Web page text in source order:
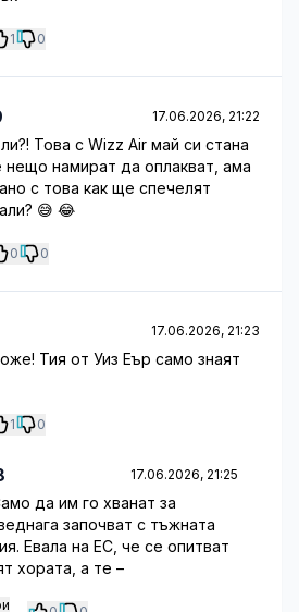
1 0
17.06.2026, 21:22
Това с Wizz Air май си стана
нещо намират да оплакват, ама
с това как ще спечелят
😅 😂
0 0
17.06.2026, 21:23
Тия от Уиз Еър само знаят
1 0
17.06.2026, 21:25
да им го хванат за
започват с тъжната
Евала на ЕС, че се опитват
хората, а те –